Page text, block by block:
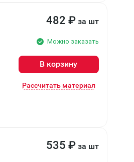
482 ₽ за шт
Можно заказать
В корзину
Рассчитать материал
535 ₽ за шт